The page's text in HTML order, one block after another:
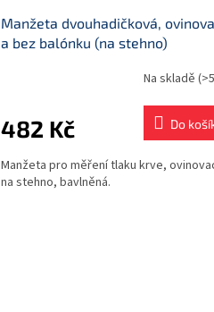
Manžeta dvouhadičková,
a bez balónku (na stehno)
Na skladě
482 Kč Do
Manžeta pro měření tlaku krve,
na stehno, bavlněná.